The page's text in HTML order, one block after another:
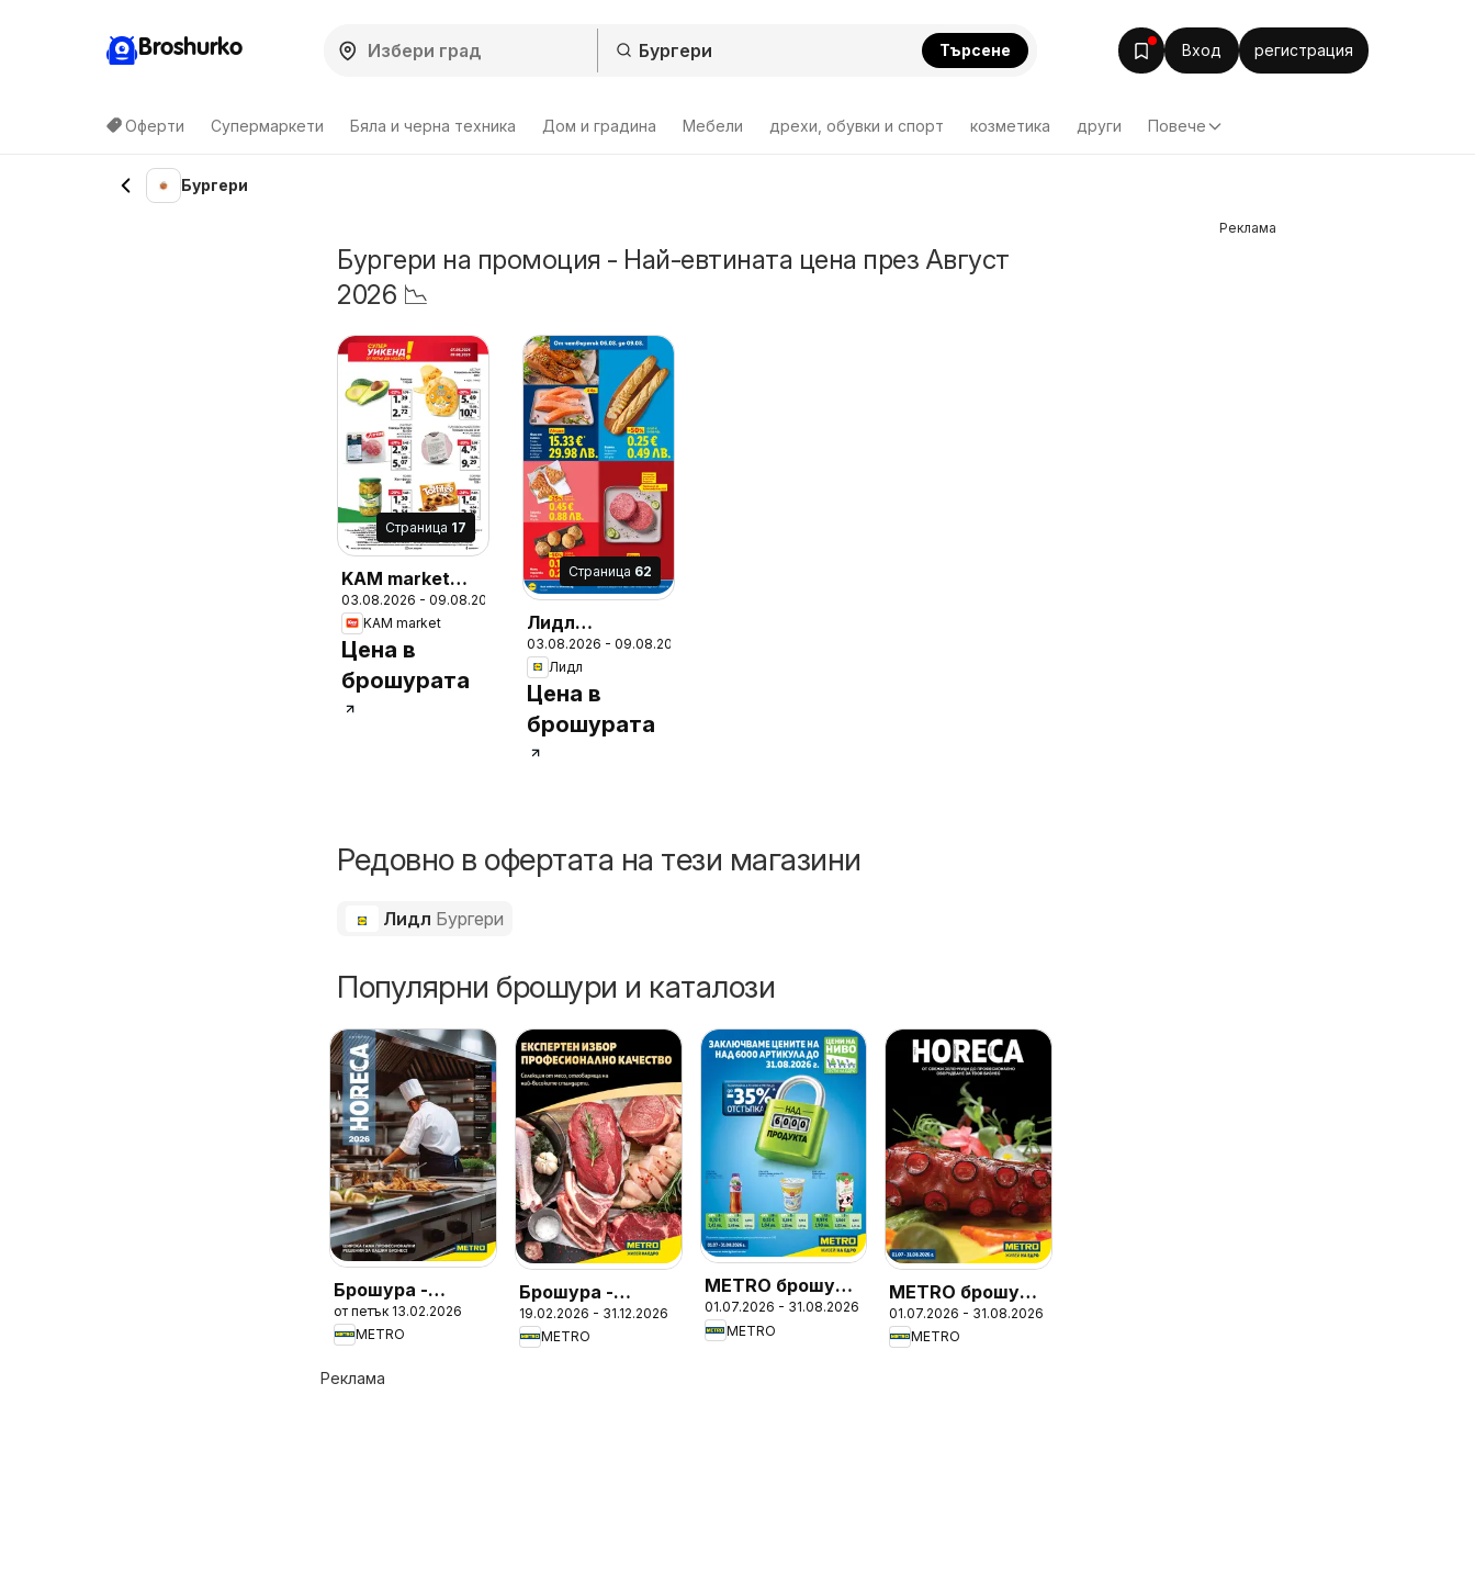
Broshurko Търсене Вход регистрация
Оферти Супермаркети Бяла и черна техника Дом и градина Мебели дрехи, обувки и спорт козметика други Повече
Бургери
Бургери на промоция - Най-евтината цена през Август
2026 📉
Cтраница 17
KAM market
брошура
03.08.2026 - 09.08.2026
KAM market
Цена в
брошурата
Cтраница 62
Лидл
Седмична
брошура
03.08.2026 - 09.08.2026
Лидл
Цена в
брошурата
Редовно в офертата на тези магазини
Лидл Бургери
Популярни брошури и каталози
Брошура -
HoReCa решения
2026
от петък 13.02.2026
METRO
Брошура -
Месото
19.02.2026 - 31.12.2026
METRO
METRO брошура
- Цени на ниво
01.07.2026 - 31.08.2026
METRO
METRO брошура
- ХоРеКа
Хранителни
01.07.2026 - 31.08.2026
METRO
Реклама
Реклама